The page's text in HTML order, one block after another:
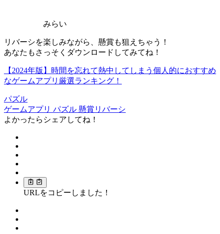
みらい
リバーシを楽しみながら、懸賞も狙えちゃう！
あなたもさっそくダウンロードしてみてね！
【2024年版】時間を忘れて熱中してしまう個人的におすすめ
なゲームアプリ厳選ランキング！
パズル
ゲームアプリ パズル 懸賞リバーシ
よかったらシェアしてね！
URLをコピーしました！